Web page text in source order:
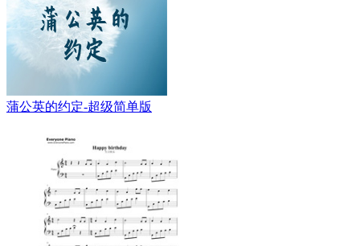
蒲公英的约定-超级简单版